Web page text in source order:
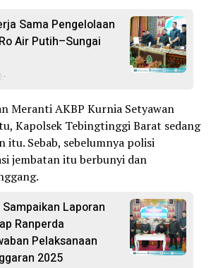
Sama Pengelolaan
Air Putih–Sungai
Meranti AKBP Kurnia Setyawan
Kapolsek Tebingtinggi Barat sedang
itu. Sebab, sebelumnya polisi
jembatan itu berbunyi dan
Sampaikan Laporan
Ranperda
Pelaksanaan
2025